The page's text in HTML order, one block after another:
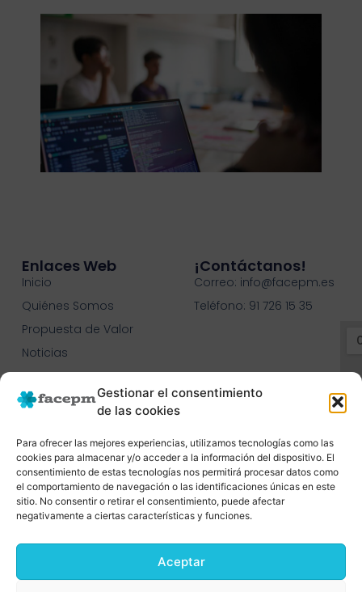
Gestionar el consentimiento
de las cookies
Para ofrecer las mejores experiencias, utilizamos tecnologías como las
cookies para almacenar y/o acceder a la información del dispositivo. El
consentimiento de estas tecnologías nos permitirá procesar datos como
el comportamiento de navegación o las identificaciones únicas en este
sitio. No consentir o retirar el consentimiento, puede afectar
negativamente a ciertas características y funciones.
Aceptar
Enlaces Web
Inicio
Quiénes Somos
Propuesta de Valor
Noticias
Contacto
C.O.N.C.E.E.
¡contáctanos!
Correo: info@facepm.es
Teléfono: 91 726 15 35